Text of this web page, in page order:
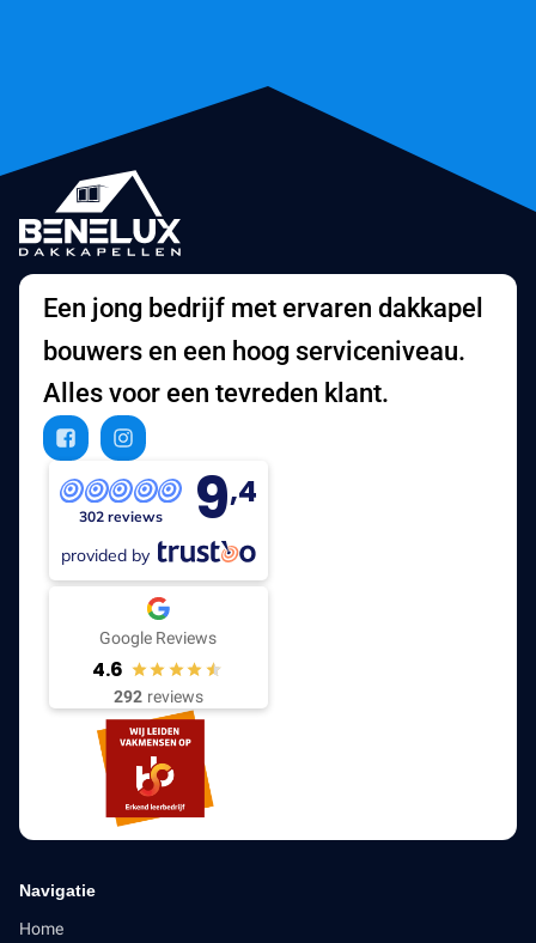
Een jong bedrijf met ervaren dakkapel
bouwers en een hoog serviceniveau.
Alles voor een tevreden klant.
302 reviews 9,4
provided by
Google Reviews
4.6
292 reviews
Navigatie
Home